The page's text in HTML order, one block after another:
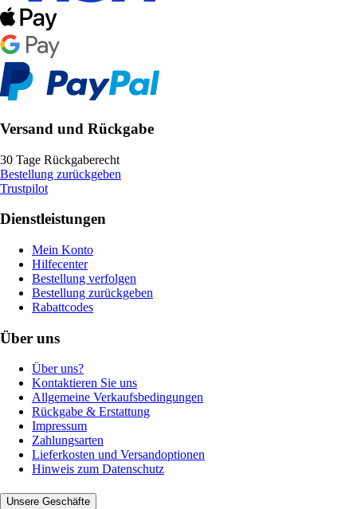
Versand und Rückgabe
30 Tage Rückgaberecht
Bestellung zurückgeben
Trustpilot
Dienstleistungen
Mein Konto
Hilfecenter
Bestellung verfolgen
Bestellung zurückgeben
Rabattcodes
Über uns
Über uns?
Kontaktieren Sie uns
Allgemeine Verkaufsbedingungen
Rückgabe & Erstattung
Impressum
Zahlungsarten
Lieferkosten und Versandoptionen
Hinweis zum Datenschutz
Unsere Geschäfte